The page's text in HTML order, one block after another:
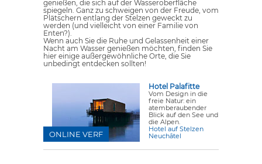
genießen, die sich auf der Wasseroberfläche
spiegeln. Ganz zu schweigen von der Freude, vom
Plätschern entlang der Stelzen geweckt zu
werden (und vielleicht von einer Familie von
Enten?).
Wenn auch Sie die Ruhe und Gelassenheit einer
Nacht am Wasser genießen möchten, finden Sie
hier einige außergewöhnliche Orte, die Sie
unbedingt entdecken sollten!
Hotel Palafitte
Vom Design in die
freie Natur: ein
atemberaubender
Blick auf den See und
die Alpen.
Hotel auf Stelzen
Neuchâtel
ONLINE VERF